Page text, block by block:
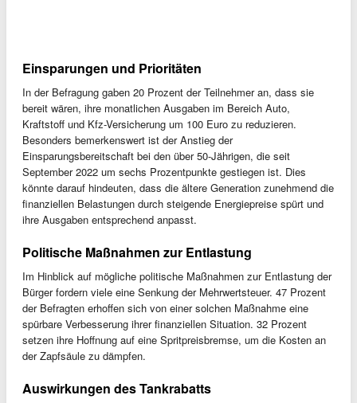
Einsparungen und Prioritäten
In der Befragung gaben 20 Prozent der Teilnehmer an, dass sie
bereit wären, ihre monatlichen Ausgaben im Bereich Auto,
Kraftstoff und Kfz-Versicherung um 100 Euro zu reduzieren.
Besonders bemerkenswert ist der Anstieg der
Einsparungsbereitschaft bei den über 50-Jährigen, die seit
September 2022 um sechs Prozentpunkte gestiegen ist. Dies
könnte darauf hindeuten, dass die ältere Generation zunehmend die
finanziellen Belastungen durch steigende Energiepreise spürt und
ihre Ausgaben entsprechend anpasst.
Politische Maßnahmen zur Entlastung
Im Hinblick auf mögliche politische Maßnahmen zur Entlastung der
Bürger fordern viele eine Senkung der Mehrwertsteuer. 47 Prozent
der Befragten erhoffen sich von einer solchen Maßnahme eine
spürbare Verbesserung ihrer finanziellen Situation. 32 Prozent
setzen ihre Hoffnung auf eine Spritpreisbremse, um die Kosten an
der Zapfsäule zu dämpfen.
Auswirkungen des Tankrabatts